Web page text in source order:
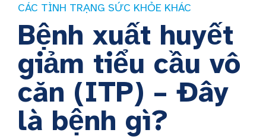
CÁC TÌNH TRẠNG SỨC KHỎE KHÁC
Bệnh xuất huyết
giảm tiểu cầu vô
căn (ITP) – Đây
là bệnh gì?